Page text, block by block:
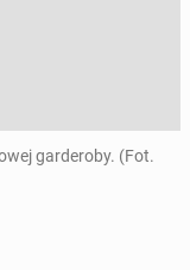
garderoby. (Fot.